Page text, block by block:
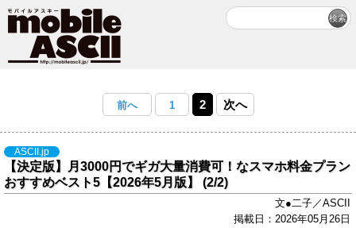
前へ 1 2 次へ
ASCII.jp
【決定版】月3000円でギガ大量消費可！なスマホ料金プラン
おすすめベスト5【2026年5月版】 (2/2)
文●二子／ASCII
掲載日：2026年05月26日